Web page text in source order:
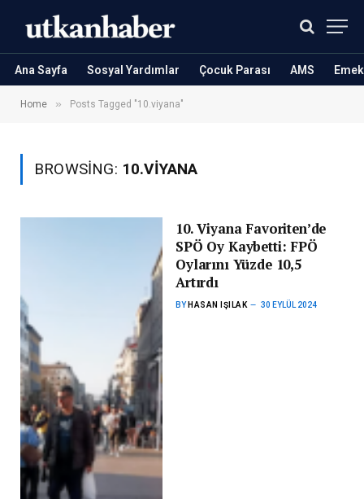
Ana Sayfa Sosyal Yardımlar Çocuk Parası AMS
Home » Posts Tagged "10.viyana"
BROWSING: 10.VIYANA
10. Viyana Favoriten’de
SPÖ Oy Kaybetti: FPÖ
Oylarını Yüzde 10,5
Artırdı
BY HASAN IŞILAK 30 EYLÜL 2024